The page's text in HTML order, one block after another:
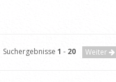
Suchergebnisse 1 - 20 Weiter